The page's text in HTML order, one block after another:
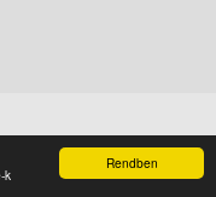
Rendben
kKözhasznú Nonprofit Kft.